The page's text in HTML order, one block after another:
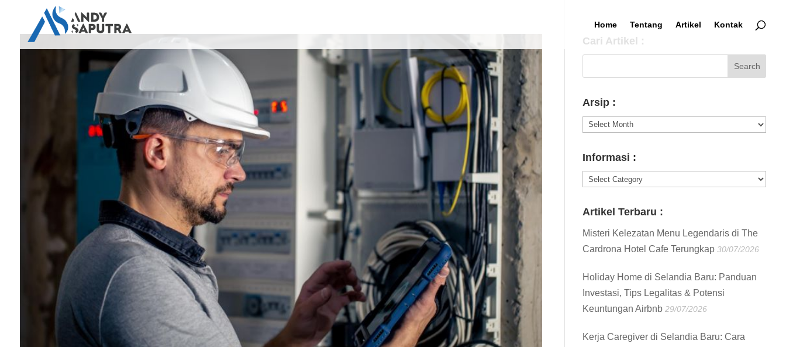
Home Tentang Artikel Kontak
Cari Artikel :
Arsip :
Arsip
Informasi :
Informasi
Artikel Terbaru :
Misteri Kelezatan Menu Legendaris di The
Cardrona Hotel Cafe Terungkap 30/07/2026
Holiday Home di Selandia Baru: Panduan
Investasi, Tips Legalitas & Potensi
Keuntungan Airbnb 29/07/2026
Kerja Caregiver di Selandia Baru: Cara